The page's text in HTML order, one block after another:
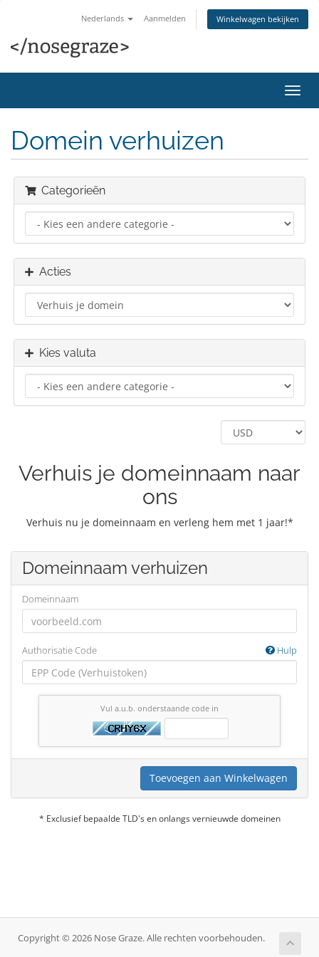
Nederlands Aanmelden Winkelwagen bekijken
in-/
Domein verhuizen
Categorieën
Acties
Kies valuta
Verhuis je domeinnaam naar
ons
Verhuis nu je domeinnaam en verleng hem met 1 jaar!*
Domeinnaam verhuizen
Domeinnaam
Authorisatie Code Hulp
Vul a.u.b. onderstaande code in
Toevoegen aan Winkelwagen
* Exclusief bepaalde TLD's en onlangs vernieuwde domeinen
Copyright © 2026 Nose Graze. Alle rechten voorbehouden.